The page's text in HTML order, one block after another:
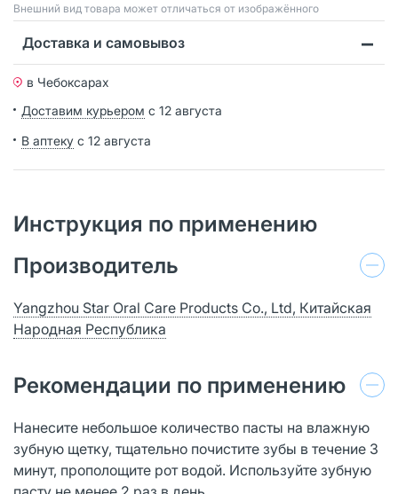
Bнешний вид товара может отличаться от изображённого
Доставка и самовывоз
в Чебоксарах
Доставим курьером с 12 августа
В аптеку с 12 августа
Инструкция по применению
Производитель
Yangzhou Star Oral Care Products Co., Ltd, Китайская
Народная Республика
Рекомендации по применению
Нанесите небольшое количество пасты на влажную
зубную щетку, тщательно почистите зубы в течение 3
минут, прополощите рот водой. Используйте зубную